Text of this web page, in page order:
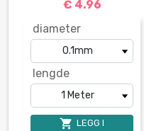
€ 4.96
diameter
lengde
 LEGG I